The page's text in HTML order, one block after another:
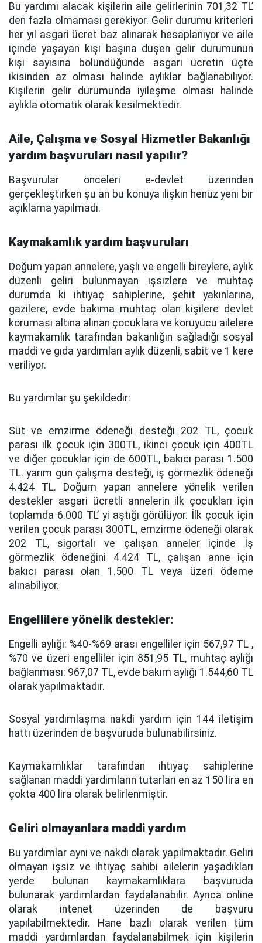
Bu yardımı alacak kişilerin aile gelirlerinin 701,32 TL’
den fazla olmaması gerekiyor. Gelir durumu kriterleri
her yıl asgari ücret baz alınarak hesaplanıyor ve aile
içinde yaşayan kişi başına düşen gelir durumunun
kişi sayısına bölündüğünde asgari ücretin üçte
ikisinden az olması halinde aylıklar bağlanabiliyor.
Kişilerin gelir durumunda iyileşme olması halinde
aylıkla otomatik olarak kesilmektedir.
Aile, Çalışma ve Sosyal Hizmetler Bakanlığı
yardım başvuruları nasıl yapılır?
Başvurular önceleri e-devlet üzerinden
gerçekleştirken şu an bu konuya ilişkin henüz yeni bir
açıklama yapılmadı.
Kaymakamlık yardım başvuruları
Doğum yapan annelere, yaşlı ve engelli bireylere, aylık
düzenli geliri bulunmayan işsizlere ve muhtaç
durumda ki ihtiyaç sahiplerine, şehit yakınlarına,
gazilere, evde bakıma muhtaç olan kişilere devlet
koruması altına alınan çocuklara ve koruyucu ailelere
kaymakamlık tarafından bakanlığın sağladığı sosyal
maddi ve gıda yardımları aylık düzenli, sabit ve 1 kere
veriliyor.
Bu yardımlar şu şekildedir:
Süt ve emzirme ödeneği desteği 202 TL, çocuk
parası ilk çocuk için 300TL, ikinci çocuk için 400TL
ve diğer çocuklar için de 600TL, bakıcı parası 1.500
TL. yarım gün çalışma desteği, iş görmezlik ödeneği
4.424 TL. Doğum yapan annelere yönelik verilen
destekler asgari ücretli annelerin ilk çocukları için
toplamda 6.000 TL’ yi aştığı görülüyor. İlk çocuk için
verilen çocuk parası 300TL, emzirme ödeneği olarak
202 TL, sigortalı ve çalışan anneler içinde İş
görmezlik ödeneğini 4.424 TL, çalışan anne için
bakıcı parası olan 1.500 TL veya üzeri ödeme
alınabiliyor.
Engellilere yönelik destekler:
Engelli aylığı: %40-%69 arası engelliler için 567,97 TL ,
%70 ve üzeri engelliler için 851,95 TL, muhtaç aylığı
bağlanması: 967,07 TL, evde bakım aylığı 1.544,60 TL
olarak yapılmaktadır.
Sosyal yardımlaşma nakdi yardım için 144 iletişim
hattı üzerinden de başvuruda bulunabilirsiniz.
Kaymakamlıklar tarafından ihtiyaç sahiplerine
sağlanan maddi yardımların tutarları en az 150 lira en
çokta 400 lira olarak belirlenmiştir.
Geliri olmayanlara maddi yardım
Bu yardımlar ayni ve nakdi olarak yapılmaktadır. Geliri
olmayan işsiz ve ihtiyaç sahibi ailelerin yaşadıkları
yerde bulunan kaymakamlıklara başvuruda
bulunarak yardımlardan faydalanabilir. Ayrıca online
olarak intenet üzerinden de başvuru
yapılabilmektedir. Hane bazlı olarak verilen tüm
maddi yardımlardan faydalanabilmek için kişilerin